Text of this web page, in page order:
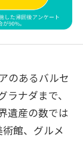
のあるバルセ
ラナダまで、
遺産の数では
館、グルメ